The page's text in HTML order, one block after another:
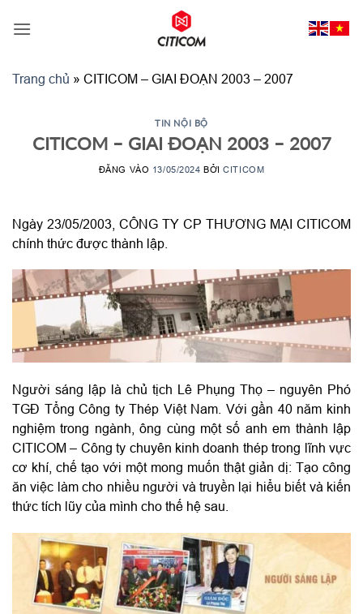
qua
Trang chủ » CITICOM – GIAI ĐOẠN 2003 – 2007
TIN NỘI BỘ
CITICOM – GIAI ĐOẠN 2003 – 2007
ĐĂNG VÀO 13/05/2024 BỞICITICOM
Ngày 23/05/2003, CÔNG TY CP THƯƠNG MẠI CITICOM
chính thức được thành lập.
Người sáng lập là chủ tịch Lê Phụng Thọ – nguyên Phó
TGĐ Tổng Công ty Thép Việt Nam. Với gần 40 năm kinh
nghiệm trong ngành, ông cùng một số anh em thành lập
CITICOM – Công ty chuyên kinh doanh thép trong lĩnh vực
cơ khí, chế tạo với một mong muốn thật giản dị: Tạo công
ăn việc làm cho nhiều người và truyền lại hiểu biết và kiến
thức tích lũy của mình cho thế hệ sau.